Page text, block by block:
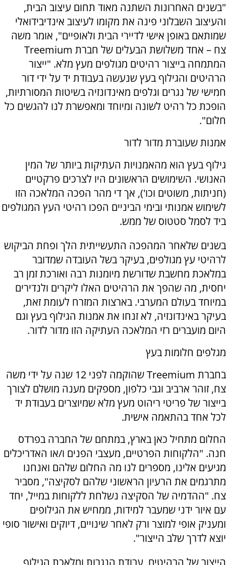
"בשנים האחרונות השתנה מאוד תחום עיצוב הבית,
והעיצוב השבלוני פינה את מקומו לעיצוב אינדיבידואלי
שמותאם באופן אישי לדיירי הבית ולאופיים", אומר משה
צח – אחד משלושת הבעלים של חברת Treemium
המתמחה בייצור רהיטים מגולפים מעץ מלא. "ייצור
הרהיטים והגילוף בעץ שנעשה בעבודת יד על ידי דור
חמישי של נגרים וגלפים מאינדונזיה בשיטות המסורתיות,
הופכת כל רהיט לשונה ומיוחד ומאפשרת לנו להגשים כל
חלום".
אמנות שעוברת מדור לדור
גילוף בעץ הוא מהאמנויות העתיקות ביותר של המין
האנושי. השימושים הראשונים היו לצרכים פרקטיים
(חניתות, משוטים וכו'), אך די מהר הפכה המלאכה הזו
לשימוש אמנותי ובימי הביניים הפכו רהיטי העץ המגולפים
ביד לסמל סטטוס של ממש.
בשנים שלאחר המהפכה התעשייתית הלך ופחת הביקוש
לרהיטי עץ מגולפים, בעיקר בשל העובדה שמדובר
במלאכת מחשבת שדורשת מיומנות רבה ואורכת זמן רב
יחסית, מה שהפך את הרהיטים האלו ליקרים ולנדירים
במיוחד בעולם המערבי. בארצות המזרח לעומת זאת,
בעיקר באינדונזיה, לא זנחו את אמנות הגילוף בעץ וגם
היום מועברים רזי המלאכה העתיקה הזו מדור לדור.
מגלפים חלומות בעץ
בחברת Treemium
שהוקמה לפני 12 שנה על ידי משה
צח, זוהר ארביב וגבי כלפון, מספקים מענה מושלם לצורך
בייצור של פריטי ריהוט מעץ מלא שמיוצרים בעבודת יד
לכל אחד בהתאמה אישית.
החלום מתחיל כאן בארץ, במתחם של החברה בפרדס
חנה. "הלקוחות הפרטיים, מעצבי הפנים ו/או האדריכלים
מגיעים אלינו, מספרים לנו מה החלום שלהם ואנחנו
מתרגמים את הרעיון הראשוני שלהם לסקיצה", מסביר
צח. "ההדמיה של הסקיצה נשלחת ללקוחות במייל, יחד
עם איור ידני שמעבר למידות, ממחיש את הגילופים
ומעניק אופי למוצר ורק לאחר שינויים, דיוקים ואישור סופי
יוצא לדרך שלב הייצור".